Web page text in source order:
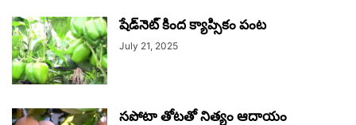
షేడ్‌నెట్‌ కింద క్యాప్సికం పంట
July 21, 2025
సపోటా తోటతో నిత్యం ఆదాయం